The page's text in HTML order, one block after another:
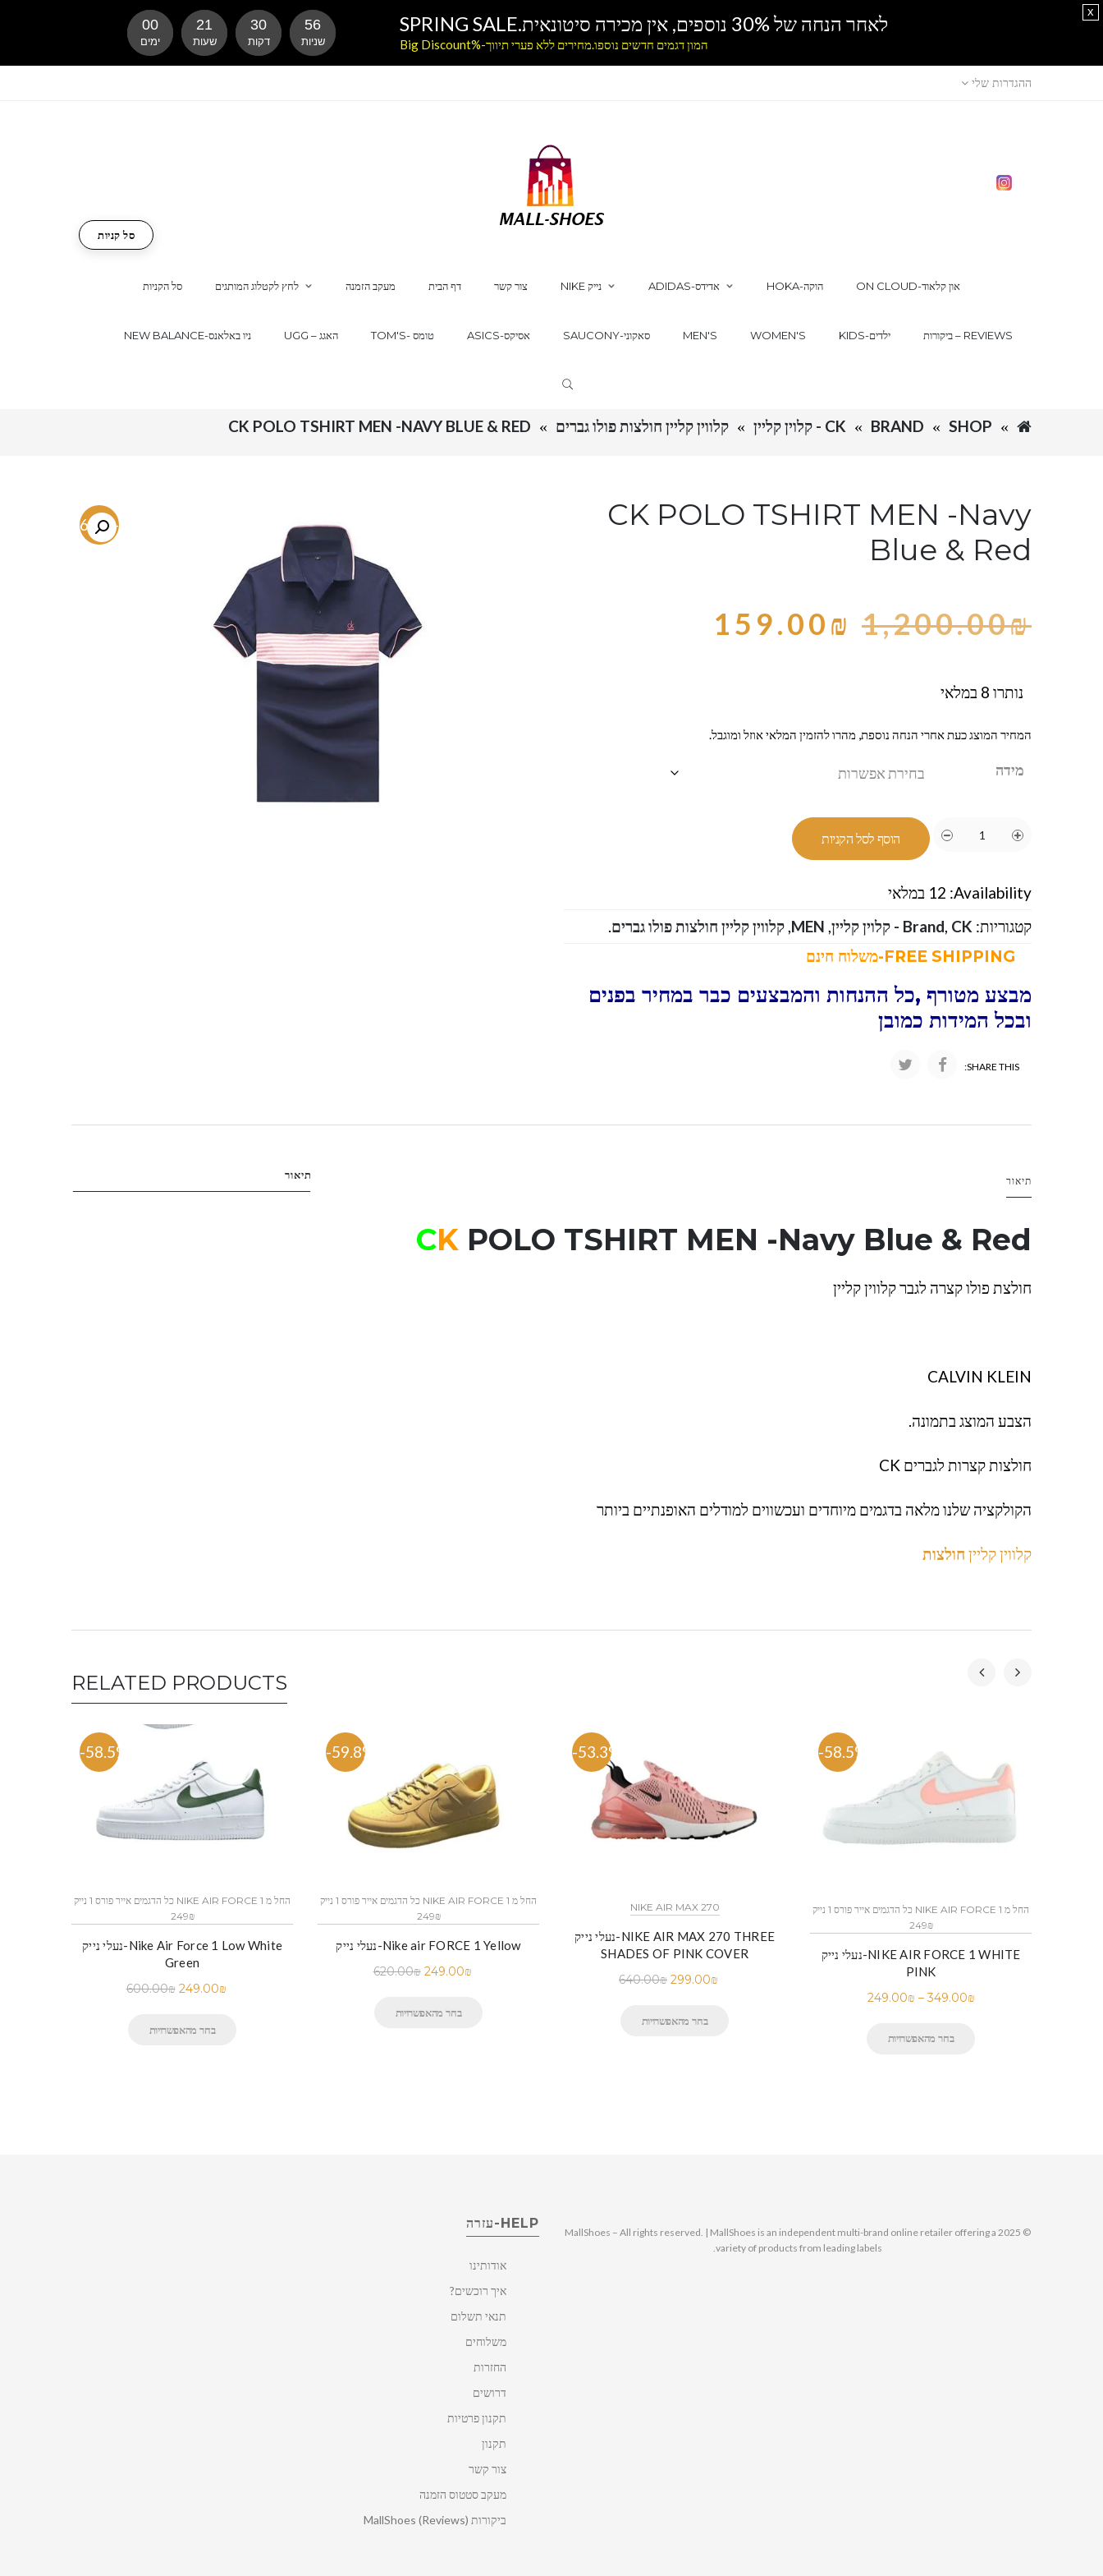
ההגדרות שלי
סל הקניות לחץ לקטלוג המותגים מעקב הזמנה דף הבית צור קשר NIKE נייק ADIDAS-אדידס HOKA-הוקה ON CLOUD-און קלאוד
NEW BALANCE-ניו באלאנס UGG – האגג TOM'S- טומס ASICS-אסיקס SAUCONY-סאקוני MEN'S WOMEN'S KIDS-ילדים ביקורות – REVIEWS
סל קניות
SHOP
BRAND CK - קלוין קליין קלווין קליין חולצות פולו גברים CK POLO TSHIRT MEN -NAVY BLUE & RED
-86.8%
CK POLO TSHIRT MEN -Navy
Blue & Red
1,200.00₪
159.00₪
נותרו 8 במלאי
המחיר המוצג כעת אחרי הנחה נוספת, מהרו להזמין המלאי אוזל ומוגבל.
מידה
הוסף לסל הקניות
Availability: 12 במלאי
קטגוריות:
Brand, CK - קלוין קליין ,
MEN
,קלווין קליין חולצות פולו גברים.
מבצע מטורף ,כל ההנחות והמבצעים כבר במחיר בפנים
ובכל המידות כמובן
SHARE THIS:
תיאור תיאור
CK POLO TSHIRT MEN -Navy Blue & Red
חולצת פולו קצרה לגבר קלווין קליין
CALVIN KLEIN
הצבע המוצג בתמונה.
חולצות קצרות לגברים CK
הקולקציה שלנו מלאה בדגמים מיוחדים ועכשווים למודלים האופנתיים ביותר
קלווין קליין חולצות
RELATED PRODUCTS
-58.5%
כל הדגמים אייר פורס 1 נייק NIKE AIR FORCE 1 החל מ
249₪
נעלי נייק-Nike Air Force 1 Low White
Green
600.00₪ 249.00₪
בחר מהאפשרויות
-59.8%
כל הדגמים אייר פורס 1 נייק NIKE AIR FORCE 1 החל מ
249₪
נעלי נייק-Nike air FORCE 1 Yellow
620.00₪ 249.00₪
בחר מהאפשרויות
-53.3%
NIKE AIR MAX 270
נעלי נייק-NIKE AIR MAX 270 THREE
SHADES OF PINK COVER
640.00₪ 299.00₪
בחר מהאפשרויות
-58.5%
כל הדגמים אייר פורס 1 נייק NIKE AIR FORCE 1 החל מ
249₪
נעלי נייק-NIKE AIR FORCE 1 WHITE
PINK
249.00₪ – 349.00₪
בחר מהאפשרויות
HELP-עזרה
אודותינו
איך רוכשים?
תנאי תשלום
משלוחים
החזרות
דרושים
תקנון פרטיות
תקנון
צור קשר
מעקב סטטוס הזמנה
ביקורות MallShoes (Reviews)
© 2025 MallShoes – All rights reserved. | MallShoes is an independent multi-brand online retailer offering a
variety of products from leading labels.
לאחר הנחה של 30% נוספים, אין מכירה סיטונאית.SPRING SALE
המון דגמים חדשים נוספו.מחירים ללא פערי תיווך-%Big Discount
00
ימים
21
שעות
30
דקות
55
שניות
x